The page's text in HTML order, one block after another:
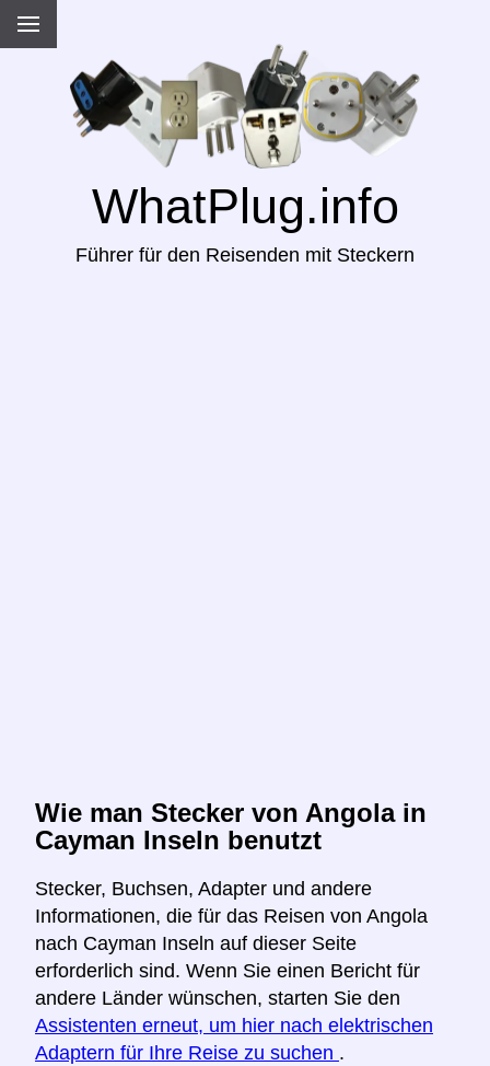
WhatPlug.info
Führer für den Reisenden mit Steckern
Wie man Stecker von Angola in
Cayman Inseln benutzt
Stecker, Buchsen, Adapter und andere
Informationen, die für das Reisen von Angola
nach Cayman Inseln auf dieser Seite
erforderlich sind. Wenn Sie einen Bericht für
andere Länder wünschen, starten Sie den
Assistenten erneut, um hier nach elektrischen
Adaptern für Ihre Reise zu suchen .